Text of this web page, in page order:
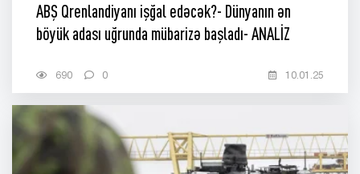
ABŞ Qrenlandiyanı işğal edəcək?- Dünyanın ən
böyük adası uğrunda mübarizə başladı- ANALİZ
690 0 10.01.25